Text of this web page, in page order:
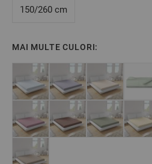
Mărime: 240/260 cm
** Fotografiile sunt orientative.
150/260 cm
MAI MULTE CULORI: